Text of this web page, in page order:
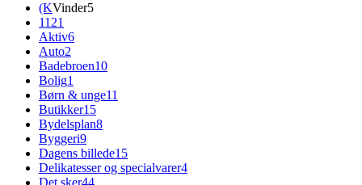
(KVinder5
1121
Aktiv6
Auto2
Badebroen10
Bolig1
Børn & unge11
Butikker15
Bydelsplan8
Byggeri9
Dagens billede15
Delikatesser og specialvarer4